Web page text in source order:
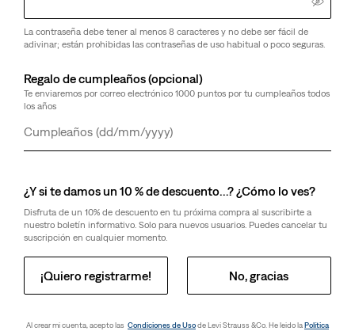
La contraseña debe tener al menos 8 caracteres y no debe ser fácil de
adivinar; están prohibidas las contraseñas de uso habitual o poco seguras.
Regalo de cumpleaños (opcional)
Te enviaremos por correo electrónico 1000 puntos por tu cumpleaños todos
los años
Día
Mes
Año
¿Y si te damos un 10 % de descuento…? ¿Cómo lo ves?
Disfruta de un 10% de descuento en tu próxima compra al suscribirte a
nuestro boletín informativo. Solo para nuevos usuarios. Puedes cancelar tu
suscripción en cualquier momento.
¡Quiero registrarme! No, gracias
Al crear mi cuenta, acepto las Condiciones de Usode Levi Strauss &Co. He leido la Política